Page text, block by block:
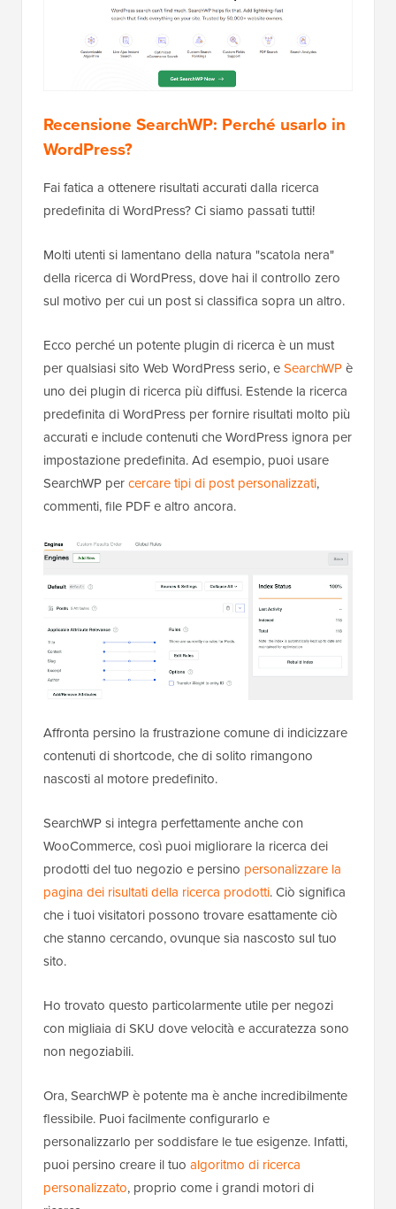
Recensione SearchWP: Perché usarlo in
WordPress?
Fai fatica a ottenere risultati accurati dalla ricerca
predefinita di WordPress? Ci siamo passati tutti!
Molti utenti si lamentano della natura "scatola nera"
della ricerca di WordPress, dove hai il controllo zero
sul motivo per cui un post si classifica sopra un altro.
Ecco perché un potente plugin di ricerca è un must
per qualsiasi sito Web WordPress serio, eSearchWPè
uno dei plugin di ricerca più diffusi. Estende la ricerca
predefinita di WordPress per fornire risultati molto più
accurati e include contenuti che WordPress ignora per
impostazione predefinita. Ad esempio, puoi usare
SearchWP percercare tipi di post personalizzati,
commenti, file PDF e altro ancora.
Affronta persino la frustrazione comune di indicizzare
contenuti di shortcode, che di solito rimangono
nascosti al motore predefinito.
SearchWP si integra perfettamente anche con
WooCommerce, così puoi migliorare la ricerca dei
prodotti del tuo negozio e persino personalizzare la
pagina dei risultati della ricerca prodotti. Ciò significa
che i tuoi visitatori possono trovare esattamente ciò
che stanno cercando, ovunque sia nascosto sul tuo
sito.
Ho trovato questo particolarmente utile per negozi
con migliaia di SKU dove velocità e accuratezza sono
non negoziabili.
Ora, SearchWP è potente ma è anche incredibilmente
flessibile. Puoi facilmente configurarlo e
personalizzarlo per soddisfare le tue esigenze. Infatti,
puoi persino creare il tuo algoritmo di ricerca
personalizzato, proprio come i grandi motori di